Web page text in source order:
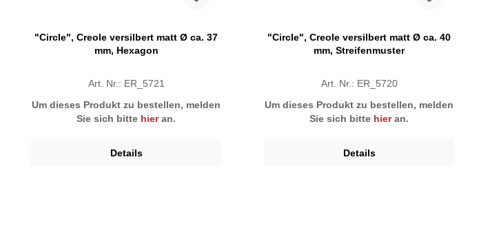
"Circle", Creole versilbert matt Ø ca. 37
mm, Hexagon
Art. Nr.: ER_5721
Um dieses Produkt zu bestellen, melden
Sie sich bitte hieran.
Details
"Circle", Creole versilbert matt Ø ca. 40
mm, Streifenmuster
Art. Nr.: ER_5720
Um dieses Produkt zu bestellen, melden
Sie sich bitte hieran.
Details